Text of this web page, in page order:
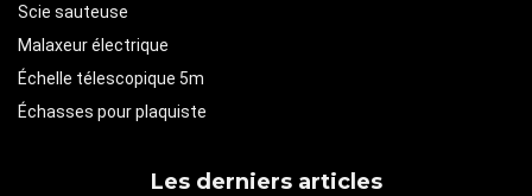
Scie sauteuse
Malaxeur électrique
Échelle télescopique 5m
Échasses pour plaquiste
Les derniers articles